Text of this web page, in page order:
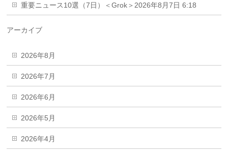
重要ニュース10選（7日）＜Grok＞2026年8月7日 6:18
アーカイブ
2026年8月
2026年7月
2026年6月
2026年5月
2026年4月